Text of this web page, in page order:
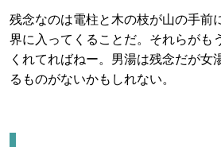
残念なのは電柱と木の枝が山の手前
界に入ってくることだ。それらがも
くれてればねー。男湯は残念だが女
るものがないかもしれない。